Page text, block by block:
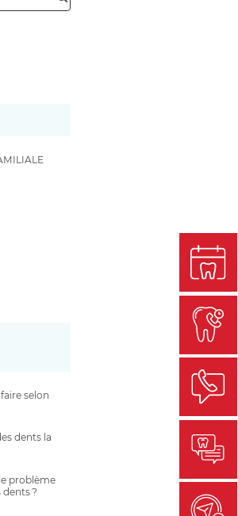
selon
dents la
problème
?